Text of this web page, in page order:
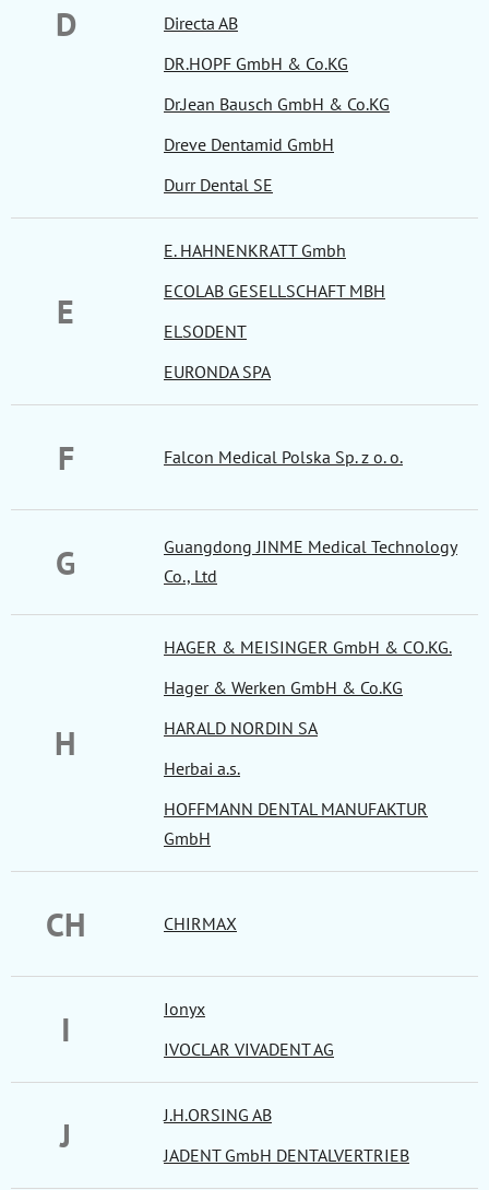
D
Directa AB
DR.HOPF GmbH & Co.KG
Dr.Jean Bausch GmbH & Co.KG
Dreve Dentamid GmbH
Durr Dental SE
E
E. HAHNENKRATT Gmbh
ECOLAB GESELLSCHAFT MBH
ELSODENT
EURONDA SPA
F Falcon Medical Polska Sp. z o. o.
G
Guangdong JINME Medical Technology
Co., Ltd
H
HAGER & MEISINGER GmbH & CO.KG.
Hager & Werken GmbH & Co.KG
HARALD NORDIN SA
Herbai a.s.
HOFFMANN DENTAL MANUFAKTUR
GmbH
CH CHIRMAX
I
Ionyx
IVOCLAR VIVADENT AG
J
J.H.ORSING AB
JADENT GmbH DENTALVERTRIEB